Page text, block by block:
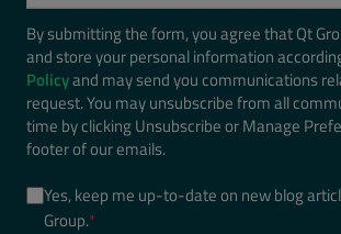
By submitting the form, you agree that Qt
and store your personal information
Policyand may send you communications
request. You may unsubscribe from all
time by clicking Unsubscribe or Manage
footer of our emails.
Yes, keep me up-to-date on new blog
Group.*